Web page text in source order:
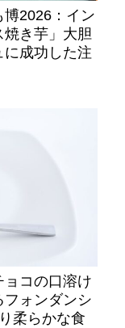
博2026：イン
焼き芋」大胆
成功した注
ョコの口溶け
ォンダンシ
柔らかな食